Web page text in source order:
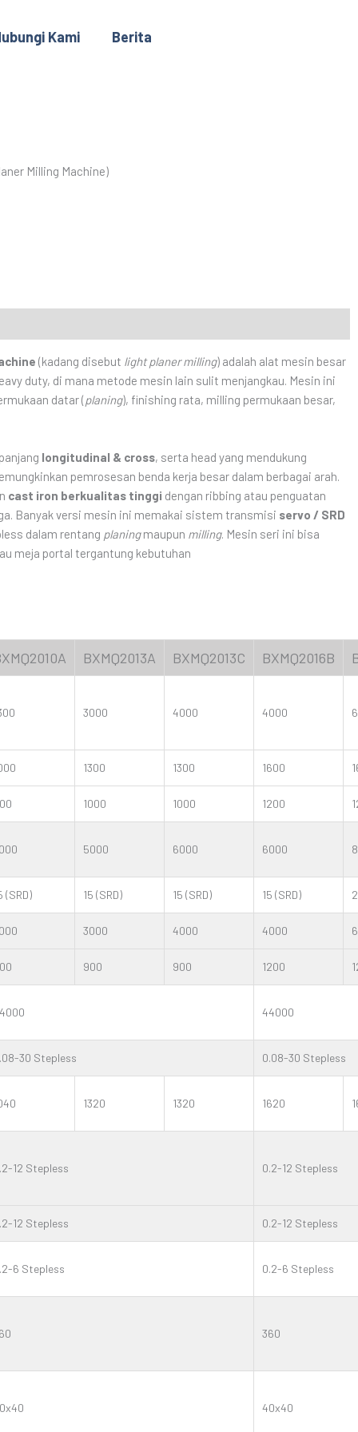
Kami Berita
Milling Machine)
(kadang disebut light planer milling) adalah alat mesin besar
duty, di mana metode mesin lain sulit menjangkau. Mesin ini
datar (planing), finishing rata, milling permukaan besar,
longitudinal & cross, serta head yang mendukung
pemrosesan benda kerja besar dalam berbagai arah.
cast iron berkualitas tinggi dengan ribbing atau penguatan
Banyak versi mesin ini memakai sistem transmisi servo / SRD
dalam rentang planingmaupun milling. Mesin seri ini bisa
meja portal tergantung kebutuhan
BXMQ2013A BXMQ2013C BXMQ2016B
3000 4000 4000
1300 1300 1600
1000 1000 1200
5000 6000 6000
(SRD) 15 (SRD) 15 (SRD) 15 (SRD)
3000 4000 4000
900 900 1200
44000
30 Stepless 0.08-30 Stepless
1320 1320 1620
12 Stepless 0.2-12 Stepless
12 Stepless 0.2-12 Stepless
6 Stepless 0.2-6 Stepless
360
40x40